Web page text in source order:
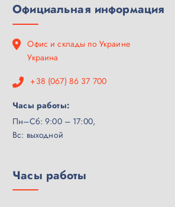
Официальная информация
Офис и склады по Украине
Украина
+38 (067) 86 37 700
Часы работы:
Пн–Сб: 9:00 – 17:00,
Вс: выходной
Часы работы